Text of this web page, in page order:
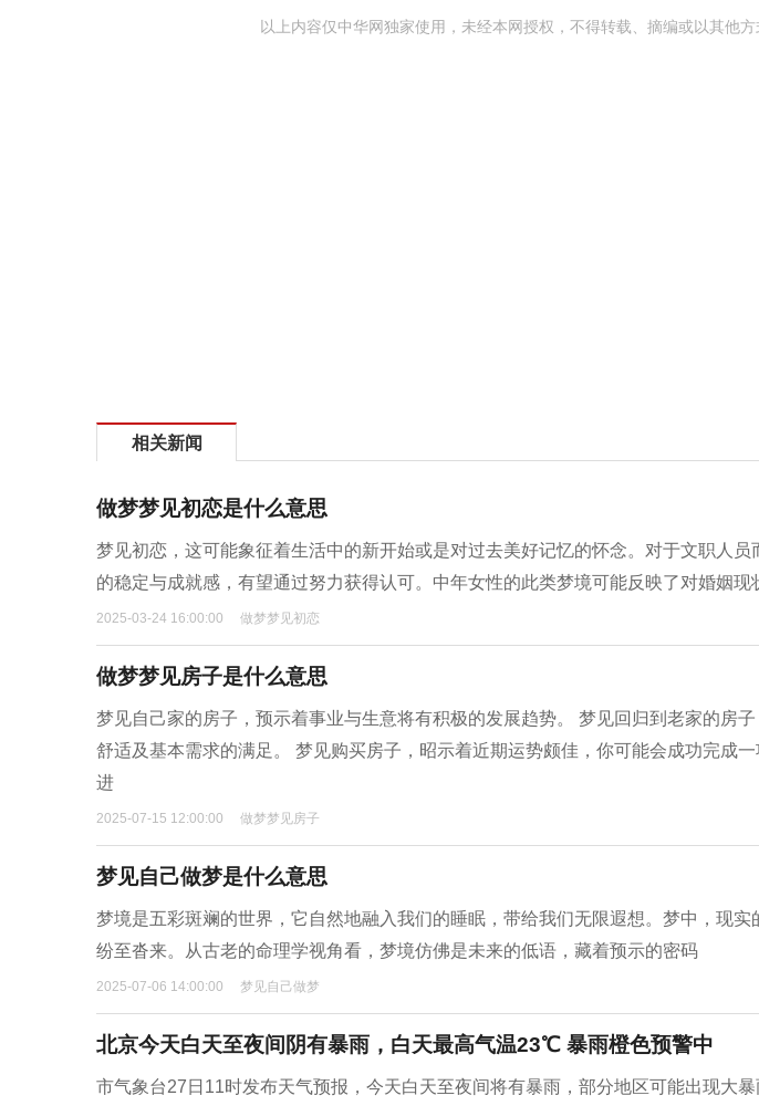
以上内容仅中华网独家使用，未经本网授权，不得转载、摘编或以其他方
相关新闻
做梦梦见初恋是什么意思
梦见初恋，这可能象征着生活中的新开始或是对过去美好记忆的怀念。对于文职人员
的稳定与成就感，有望通过努力获得认可。中年女性的此类梦境可能反映了对婚姻现
2025-03-24 16:00:00 做梦梦见初恋
做梦梦见房子是什么意思
梦见自己家的房子，预示着事业与生意将有积极的发展趋势。 梦见回归到老家的房子
舒适及基本需求的满足。 梦见购买房子，昭示着近期运势颇佳，你可能会成功完成
进
2025-07-15 12:00:00 做梦梦见房子
梦见自己做梦是什么意思
梦境是五彩斑斓的世界，它自然地融入我们的睡眠，带给我们无限遐想。梦中，现
纷至沓来。从古老的命理学视角看，梦境仿佛是未来的低语，藏着预示的密码
2025-07-06 14:00:00 梦见自己做梦
北京今天白天至夜间阴有暴雨，白天最高气温23℃ 暴雨橙色预警中
市气象台27日11时发布天气预报，今天白天至夜间将有暴雨，部分地区可能出现大